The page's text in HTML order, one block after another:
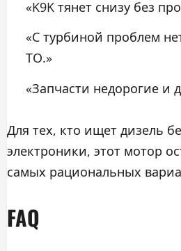
«K9K тянет снизу без
«С турбиной проблем
ТО.»
«Запчасти недорогие и
Для тех, кто ищет дизель
электроники, этот мотор
самых рациональных
FAQ